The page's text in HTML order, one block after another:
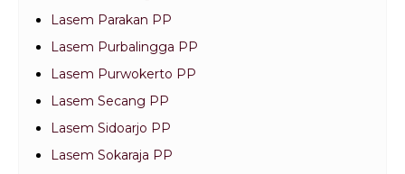
Lasem Parakan PP
Lasem Purbalingga PP
Lasem Purwokerto PP
Lasem Secang PP
Lasem Sidoarjo PP
Lasem Sokaraja PP